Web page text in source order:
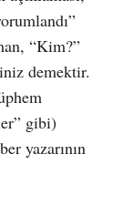
“Kim?”
demektir.
gibi)
yazarının